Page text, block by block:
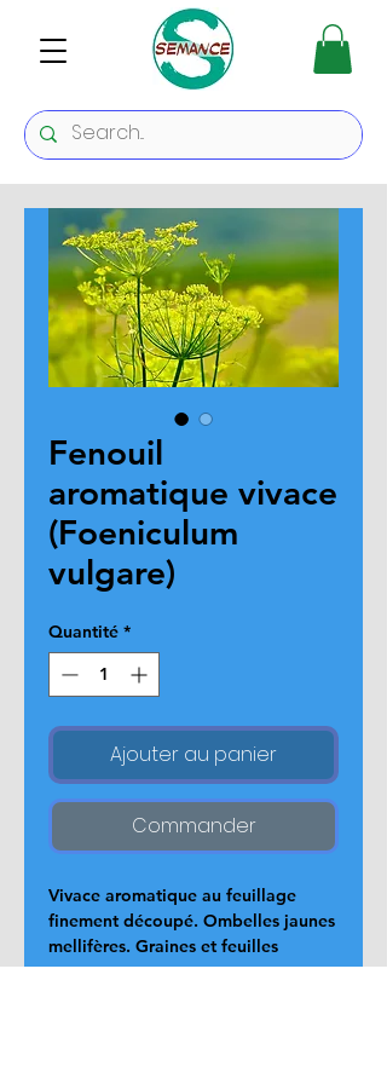
Fenouil
aromatique vivace
(Foeniculum
vulgare)
Quantité *
Ajouter au panier
Commander
Vivace aromatique au feuillage
finement découpé. Ombelles jaunes
mellifères. Graines et feuilles
utilisées en cuisine et phytothérapie.